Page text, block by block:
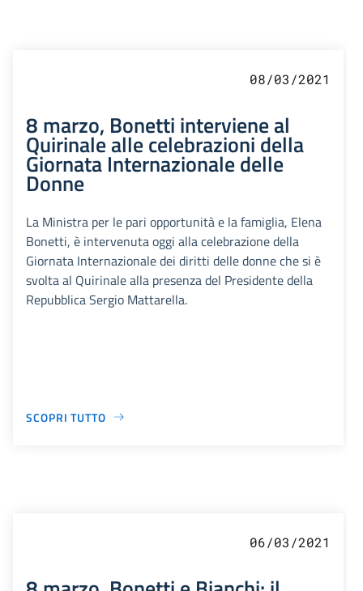
08/03/2021
8 marzo, Bonetti interviene al
Quirinale alle celebrazioni della
Giornata Internazionale delle
Donne
La Ministra per le pari opportunità e la famiglia, Elena
Bonetti, è intervenuta oggi alla celebrazione della
Giornata Internazionale dei diritti delle donne che si è
svolta al Quirinale alla presenza del Presidente della
Repubblica Sergio Mattarella.
SCOPRI TUTTO
06/03/2021